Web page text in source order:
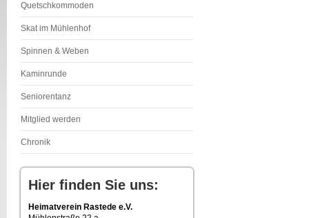
Quetschkommoden
Skat im Mühlenhof
Spinnen & Weben
Kaminrunde
Seniorentanz
Mitglied werden
Chronik
Hier finden Sie uns:
Heimatverein Rastede e.V.